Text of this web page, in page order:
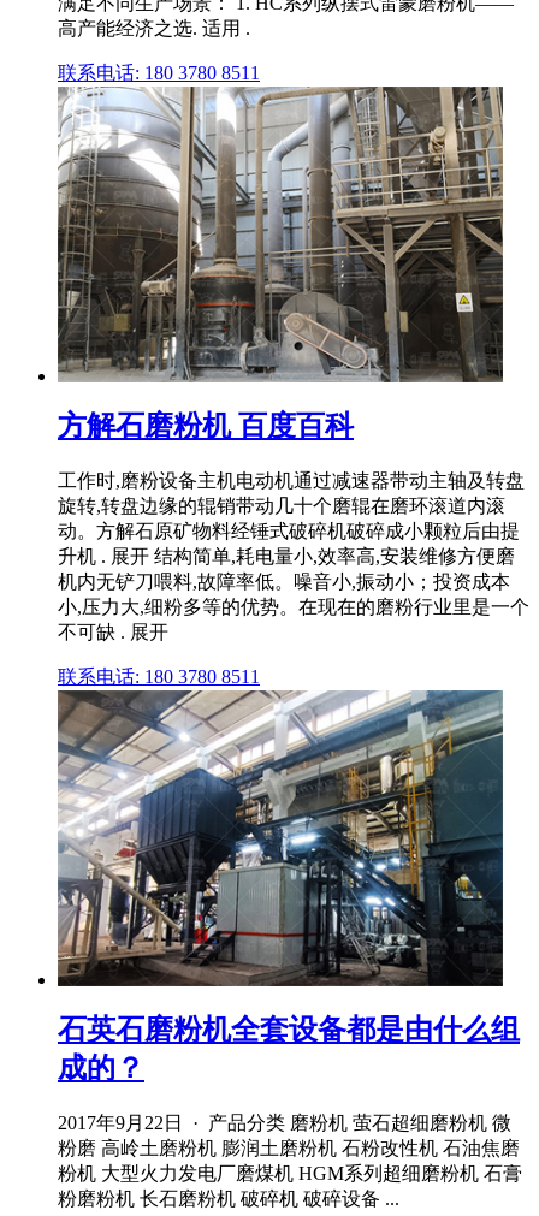
高产能经济之选. 适用 .
联系电话: 180 3780 8511
方解石磨粉机 百度百科
工作时,磨粉设备主机电动机通过减速器带动主轴及转盘
旋转,转盘边缘的辊销带动几十个磨辊在磨环滚道内滚
动。方解石原矿物料经锤式破碎机破碎成小颗粒后由提
升机 . 展开 结构简单,耗电量小,效率高,安装维修方便磨
机内无铲刀喂料,故障率低。噪音小,振动小；投资成本
小,压力大,细粉多等的优势。在现在的磨粉行业里是一个
不可缺 . 展开
联系电话: 180 3780 8511
石英石磨粉机全套设备都是由什么组
成的？
2017年9月22日 · 产品分类 磨粉机 萤石超细磨粉机 微
粉磨 高岭土磨粉机 膨润土磨粉机 石粉改性机 石油焦磨
粉机 大型火力发电厂磨煤机 HGM系列超细磨粉机 石膏
粉磨粉机 长石磨粉机 破碎机 破碎设备 ...